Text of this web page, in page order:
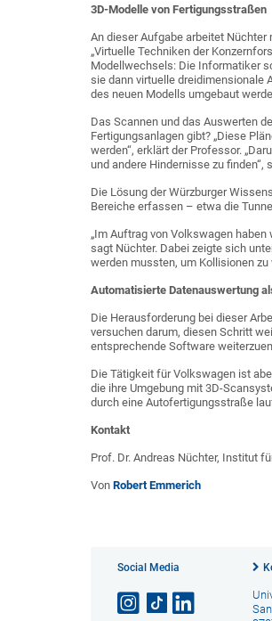
3D-Modelle von Fertigungsstraßen
An dieser Aufgabe arbeitet Nüchter
„Virtuelle Techniken der
Modellwechsels: Die Informatiker
sie dann virtuelle dreidimensionale
des neuen Modells umgebaut
Das Scannen und das Auswerten
Fertigungsanlagen gibt? „Diese
werden“, erklärt der Professor.
und andere Hindernisse zu finden“,
Die Lösung der Würzburger
Bereiche erfassen – etwa die
„Im Auftrag von Volkswagen
sagt Nüchter. Dabei zeigte sich
werden mussten, um Kollisionen zu
Automatisierte Datenauswertung
Die Herausforderung bei dieser
versuchen darum, diesen Schritt
entsprechende Software
Die Tätigkeit für Volkswagen ist
die ihre Umgebung mit 3D-
durch eine Autofertigungsstraße
Kontakt
Prof. Dr. Andreas Nüchter, Institut
Von Robert Emmerich
Social Media